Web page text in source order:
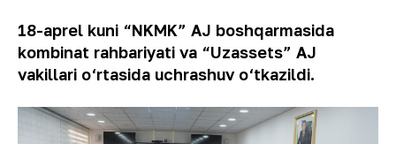
18-aprel kuni “NKMK” AJ boshqarmasida
kombinat rahbariyati va “Uzassets” AJ
vakillari o‘rtasida uchrashuv o‘tkazildi.